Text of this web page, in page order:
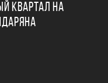
КВАРТАЛ НА